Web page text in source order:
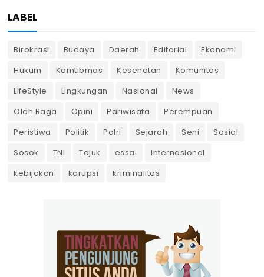
LABEL
Birokrasi Budaya Daerah Editorial
Ekonomi
Hukum
Kamtibmas Kesehatan
Komunitas
LifeStyle
Lingkungan Nasional
News
Olah Raga
Opini Pariwisata
Perempuan
Peristiwa
Politik Polri Sejarah Seni
Sosial
Sosok
TNI Tajuk essai
internasional
kebijakan
korupsi kriminalitas